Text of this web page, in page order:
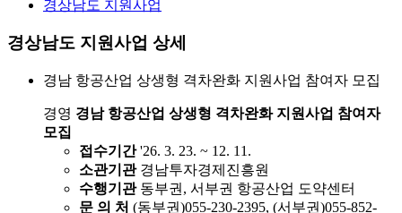
경상남도 지원사업
경상남도 지원사업 상세
경남 항공산업 상생형 격차완화 지원사업 참여자 모집
경영 경남 항공산업 상생형 격차완화 지원사업 참여자
모집
접수기간 '26. 3. 23. ~ 12. 11.
소관기관경남투자경제진흥원
수행기관동부권, 서부권 항공산업 도약센터
문 의 처 (동부권)055-230-2395, (서부권)055-852-